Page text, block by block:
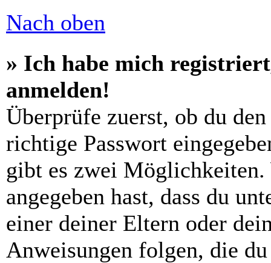
Nach oben
» Ich habe mich
anmelden!
Überprüfe zuerst, ob du
richtige Passwort
gibt es zwei
angegeben hast, dass du
einer deiner Eltern oder
Anweisungen folgen, die